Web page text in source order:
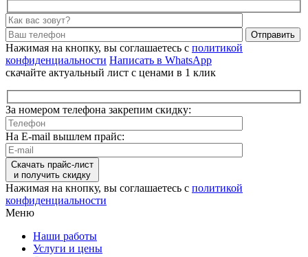
Отправить
Нажимая на кнопку, вы соглашаетесь с политикой
конфиденциальности Написать в WhatsApp
скачайте актуальный лист с ценами в 1 клик
За номером телефона закрепим скидку:
На E-mail вышлем прайс:
Скачать прайс-лист
и получить скидку
Нажимая на кнопку, вы соглашаетесь с политикой
конфиденциальности
Меню
Наши работы
Услуги и цены